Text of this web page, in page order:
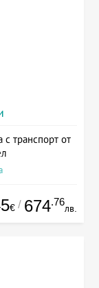
транспорт от
€ / 674.76
лв.